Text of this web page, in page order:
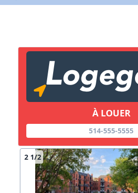
À LOUER
514-555-5555
2 1/2
Copier lien